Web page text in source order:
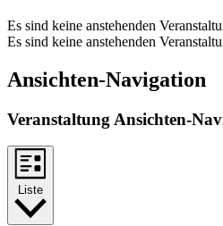
Es sind keine anstehenden
Es sind keine anstehenden
Ansichten-Navigation
Veranstaltung Ansichten-
Liste